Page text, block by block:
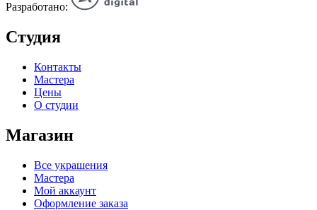
Разработано:
Студия
Контакты
Мастера
Цены
О студии
Магазин
Все украшения
Мастера
Мой аккаунт
Оформление заказа